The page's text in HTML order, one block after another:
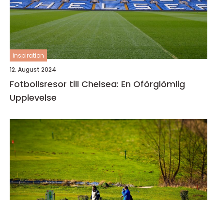
inspiration
12. August 2024
Fotbollsresor till Chelsea: En Oförglömlig
Upplevelse